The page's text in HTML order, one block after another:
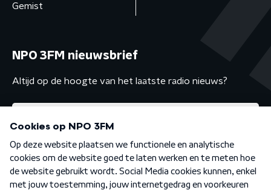
Gemist
NPO 3FM nieuwsbrief
Altijd op de hoogte van het laatste radio nieuws?
Algemene voorwaarden Privacybeleid